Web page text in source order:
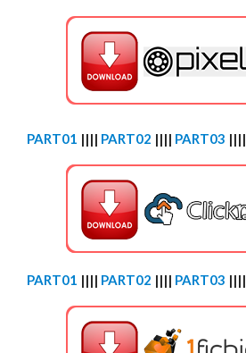
PART01 |||| PART02 |||| PART03 ||||
PART01 |||| PART02 |||| PART03 ||||